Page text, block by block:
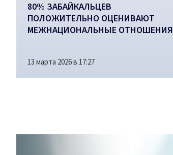
80% ЗАБАЙКАЛЬЦЕВ
ПОЛОЖИТЕЛЬНО ОЦЕНИВАЮТ
МЕЖНАЦИОНАЛЬНЫЕ ОТНОШЕНИЯ
13 марта 2026 в 17:27